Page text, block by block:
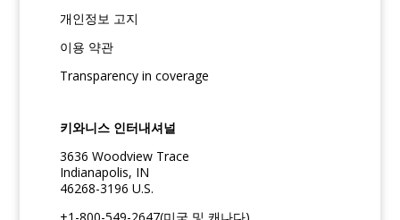
개인정보 고지
이용 약관
Transparency in coverage
키와니스 인터내셔널
3636 Woodview Trace
Indianapolis, IN
46268-3196 U.S.